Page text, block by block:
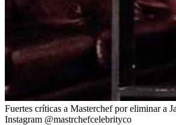
Fuertes críticas a Masterchef por eliminar a
Instagram @mastrchefcelebrityco